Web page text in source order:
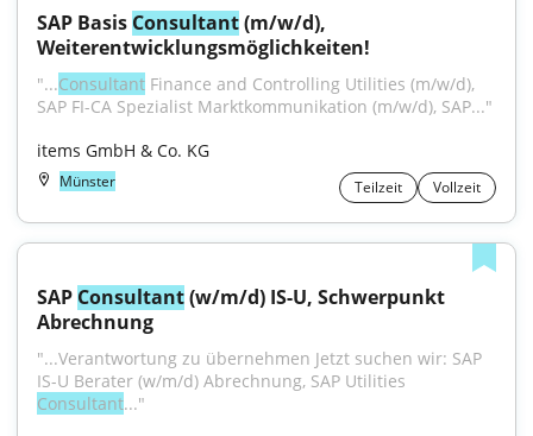
SAP Basis Consultant (m/w/d),
Weiterentwicklungsmöglichkeiten!
"...Consultant Finance and Controlling Utilities (m/w/d),
SAP FI-CA Spezialist Marktkommunikation (m/w/d), SAP..."
items GmbH & Co. KG
Münster Teilzeit Vollzeit
SAP Consultant (w/m/d) IS-U, Schwerpunkt
Abrechnung
"...Verantwortung zu übernehmen Jetzt suchen wir: SAP
Consultant..."